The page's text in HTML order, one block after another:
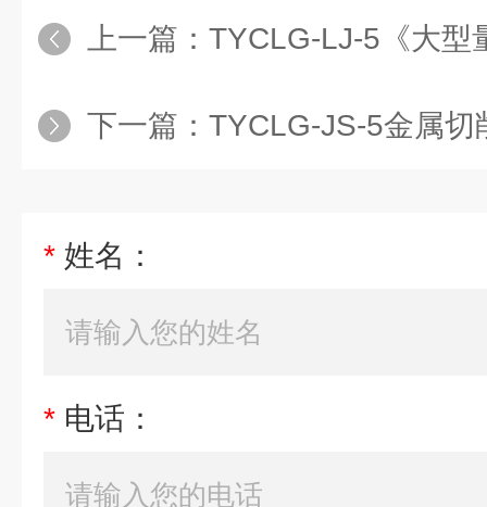
上一篇： TYCLG-LJ-5《大型量具》示教
下一篇： TYCLG-JS-5金属切削刀具陈
* 姓名：
* 电话：